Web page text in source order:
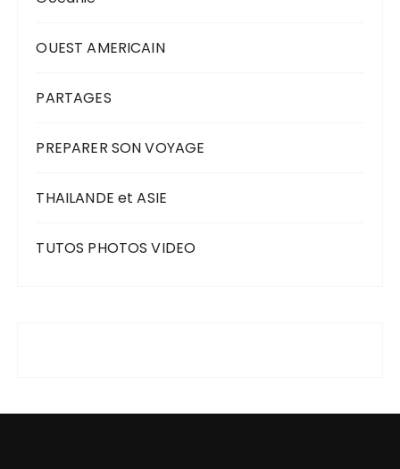
OUEST AMERICAIN
PARTAGES
PREPARER SON VOYAGE
THAILANDE et ASIE
TUTOS PHOTOS VIDEO